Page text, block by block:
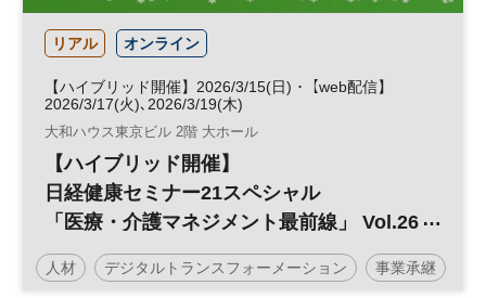
リアル オンライン
【ハイブリッド開催】2026/3/15(日) ･【web配信】
2026/3/17(火)､2026/3/19(木)
大和ハウス東京ビル 2階 大ホール
【ハイブリッド開催】
日経健康セミナー21スペシャル
「医療・介護マネジメント最前線」 Vol.26
持続可能な病院経営の確立～診療報酬・収
益多角化・人財育成・コスト管理とDX戦
人材 デジタルトランスフォーメーション 事業承継